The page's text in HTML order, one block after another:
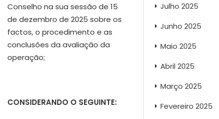
Conselho na sua sessão de 15
de dezembro de 2025 sobre os
factos, o procedimento e as
conclusões da avaliação da
operação;
CONSIDERANDO O SEGUINTE:
Julho 2025
Junho 2025
Maio 2025
Abril 2025
Março 2025
Fevereiro 2025